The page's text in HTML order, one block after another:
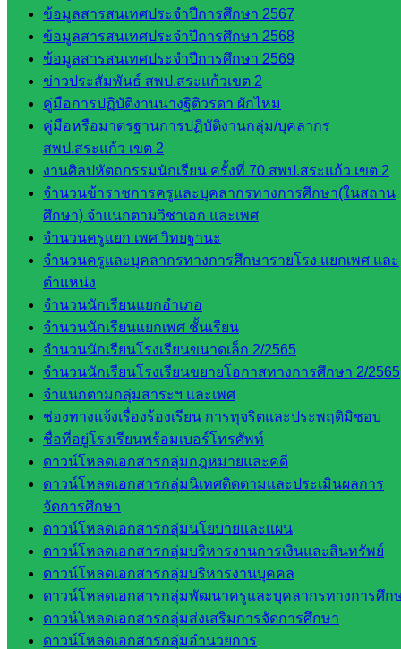
ข้อมูลสารสนเทศประจำปีการศึกษา 2567
ข้อมูลสารสนเทศประจำปีการศึกษา 2568
ข้อมูลสารสนเทศประจำปีการศึกษา 2569
ข่าวประสัมพันธ์ สพป.สระแก้วเขต 2
คู่มือการปฏิบัติงานนางฐิติวรดา ผักไหม
คู่มือหรือมาตรฐานการปฏิบัติงานกลุ่ม/บุคลากร
สพป.สระแก้ว เขต 2
งานศิลปหัตถกรรมนักเรียน ครั้งที่ 70 สพป.สระแก้ว เขต 2
จำนวนข้าราชการครูและบุคลากรทางการศึกษา(ในสถาน
ศึกษา) จำแนกตามวิชาเอก และเพศ
จำนวนครูแยก เพศ วิทยฐานะ
จำนวนครูและบุคลากรทางการศึกษารายโรง แยกเพศ และ
ตำแหน่ง
จำนวนนักเรียนแยกอำเภอ
จำนวนนักเรียนแยกเพศ ชั้นเรียน
จำนวนนักเรียนโรงเรียนขนาดเล็ก 2/2565
จำนวนนักเรียนโรงเรียนขยายโอกาสทางการศึกษา 2/2565
จำแนกตามกลุ่มสาระฯ และเพศ
ช่องทางแจ้งเรื่องร้องเรียน การทุจริตและประพฤติมิชอบ
ชื่อที่อยู่โรงเรียนพร้อมเบอร์โทรศัพท์
ดาวน์โหลดเอกสารกลุ่มกฎหมายและคดี
ดาวน์โหลดเอกสารกลุ่มนิเทศติดตามและประเมินผลการ
จัดการศึกษา
ดาวน์โหลดเอกสารกลุ่มนโยบายและแผน
ดาวน์โหลดเอกสารกลุ่มบริหารงานการเงินและสินทรัพย์
ดาวน์โหลดเอกสารกลุ่มบริหารงานบุคคล
ดาวน์โหลดเอกสารกลุ่มพัฒนาครูและบุคลากรทางการศึก
ดาวน์โหลดเอกสารกลุ่มส่งเสริมการจัดการศึกษา
ดาวน์โหลดเอกสารกลุ่มอำนวยการ
กลุ่
มอำนวย
การ
กลุ่ม
บริหาร
งานงาน
เงินและ
สินทรัพย์
กลุ่มน
โยบาย
และแผน
กลุ่มส่ง
เสริมการ
จัดการ
ศึกษา
กลุ่ม
บริหาร
งาน
บุคคล
กลุ่ม
พัฒนาครู
และบุ
คลากรฯ
กลุ่มนิ
เทศ
ติดตาม
และประ
เมินผลฯ